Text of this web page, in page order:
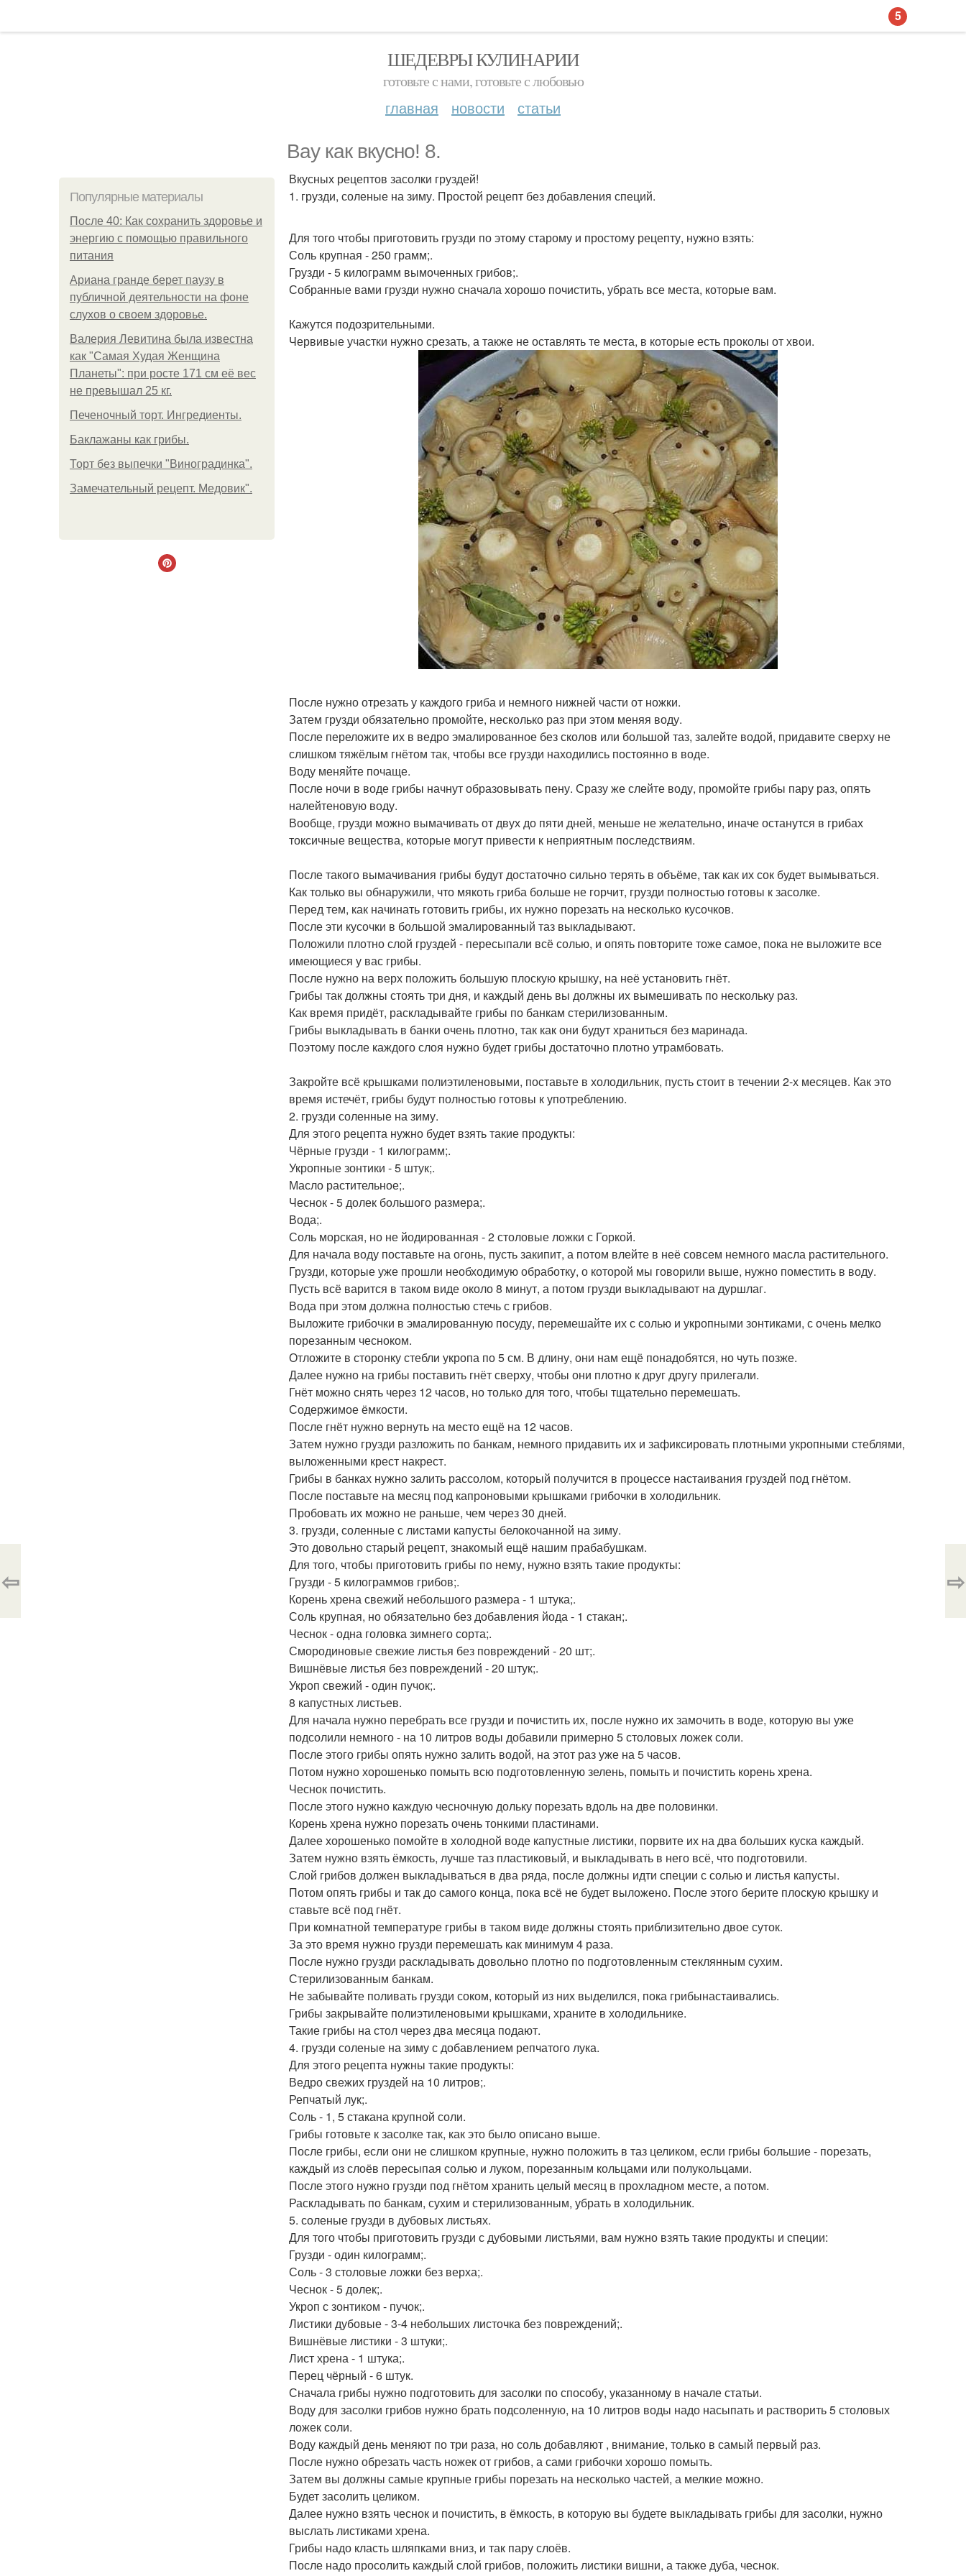
ШЕДЕВРЫ КУЛИНАРИИ
готовьте с нами, готовьте с любовью
главная новости статьи
Вау как вкусно! 8.
Популярные материалы
После 40: Как сохранить здоровье и
энергию с помощью правильного
питания
Ариана гранде берет паузу в
публичной деятельности на фоне
слухов о своем здоровье.
Валерия Левитина была известна
как "Самая Худая Женщина
Планеты": при росте 171 см её вес
не превышал 25 кг.
Печеночный торт. Ингредиенты.
Баклажаны как грибы.
Торт без выпечки "Виноградинка".
Замечательный рецепт. Медовик".
Вкусных рецептов засолки груздей!
1. грузди, соленые на зиму. Простой рецепт без добавления специй.
Для того чтобы приготовить грузди по этому старому и простому рецепту, нужно взять:
Соль крупная - 250 грамм;.
Грузди - 5 килограмм вымоченных грибов;.
Собранные вами грузди нужно сначала хорошо почистить, убрать все места, которые вам.
Кажутся подозрительными.
Червивые участки нужно срезать, а также не оставлять те места, в которые есть проколы от хвои.
После нужно отрезать у каждого гриба и немного нижней части от ножки.
Затем грузди обязательно промойте, несколько раз при этом меняя воду.
После переложите их в ведро эмалированное без сколов или большой таз, залейте водой, придавите сверху не
слишком тяжёлым гнётом так, чтобы все грузди находились постоянно в воде.
Воду меняйте почаще.
После ночи в воде грибы начнут образовывать пену. Сразу же слейте воду, промойте грибы пару раз, опять
налейтеновую воду.
Вообще, грузди можно вымачивать от двух до пяти дней, меньше не желательно, иначе останутся в грибах
токсичные вещества, которые могут привести к неприятным последствиям.
После такого вымачивания грибы будут достаточно сильно терять в объёме, так как их сок будет вымываться.
Как только вы обнаружили, что мякоть гриба больше не горчит, грузди полностью готовы к засолке.
Перед тем, как начинать готовить грибы, их нужно порезать на несколько кусочков.
После эти кусочки в большой эмалированный таз выкладывают.
Положили плотно слой груздей - пересыпали всё солью, и опять повторите тоже самое, пока не выложите все
имеющиеся у вас грибы.
После нужно на верх положить большую плоскую крышку, на неё установить гнёт.
Грибы так должны стоять три дня, и каждый день вы должны их вымешивать по нескольку раз.
Как время придёт, раскладывайте грибы по банкам стерилизованным.
Грибы выкладывать в банки очень плотно, так как они будут храниться без маринада.
Поэтому после каждого слоя нужно будет грибы достаточно плотно утрамбовать.
Закройте всё крышками полиэтиленовыми, поставьте в холодильник, пусть стоит в течении 2-х месяцев. Как это
время истечёт, грибы будут полностью готовы к употреблению.
2. грузди соленные на зиму.
Для этого рецепта нужно будет взять такие продукты:
Чёрные грузди - 1 килограмм;.
Укропные зонтики - 5 штук;.
Масло растительное;.
Чеснок - 5 долек большого размера;.
Вода;.
Соль морская, но не йодированная - 2 столовые ложки с Горкой.
Для начала воду поставьте на огонь, пусть закипит, а потом влейте в неё совсем немного масла растительного.
Грузди, которые уже прошли необходимую обработку, о которой мы говорили выше, нужно поместить в воду.
Пусть всё варится в таком виде около 8 минут, а потом грузди выкладывают на дуршлаг.
Вода при этом должна полностью стечь с грибов.
Выложите грибочки в эмалированную посуду, перемешайте их с солью и укропными зонтиками, с очень мелко
порезанным чесноком.
Отложите в сторонку стебли укропа по 5 см. В длину, они нам ещё понадобятся, но чуть позже.
Далее нужно на грибы поставить гнёт сверху, чтобы они плотно к друг другу прилегали.
Гнёт можно снять через 12 часов, но только для того, чтобы тщательно перемешать.
Содержимое ёмкости.
После гнёт нужно вернуть на место ещё на 12 часов.
Затем нужно грузди разложить по банкам, немного придавить их и зафиксировать плотными укропными стеблями,
выложенными крест накрест.
Грибы в банках нужно залить рассолом, который получится в процессе настаивания груздей под гнётом.
После поставьте на месяц под капроновыми крышками грибочки в холодильник.
Пробовать их можно не раньше, чем через 30 дней.
3. грузди, соленные с листами капусты белокочанной на зиму.
Это довольно старый рецепт, знакомый ещё нашим прабабушкам.
Для того, чтобы приготовить грибы по нему, нужно взять такие продукты:
Грузди - 5 килограммов грибов;.
Корень хрена свежий небольшого размера - 1 штука;.
Соль крупная, но обязательно без добавления йода - 1 стакан;.
Чеснок - одна головка зимнего сорта;.
Смородиновые свежие листья без повреждений - 20 шт;.
Вишнёвые листья без повреждений - 20 штук;.
Укроп свежий - один пучок;.
8 капустных листьев.
Для начала нужно перебрать все грузди и почистить их, после нужно их замочить в воде, которую вы уже
подсолили немного - на 10 литров воды добавили примерно 5 столовых ложек соли.
После этого грибы опять нужно залить водой, на этот раз уже на 5 часов.
Потом нужно хорошенько помыть всю подготовленную зелень, помыть и почистить корень хрена.
Чеснок почистить.
После этого нужно каждую чесночную дольку порезать вдоль на две половинки.
Корень хрена нужно порезать очень тонкими пластинами.
Далее хорошенько помойте в холодной воде капустные листики, порвите их на два больших куска каждый.
Затем нужно взять ёмкость, лучше таз пластиковый, и выкладывать в него всё, что подготовили.
Слой грибов должен выкладываться в два ряда, после должны идти специи с солью и листья капусты.
Потом опять грибы и так до самого конца, пока всё не будет выложено. После этого берите плоскую крышку и
ставьте всё под гнёт.
При комнатной температуре грибы в таком виде должны стоять приблизительно двое суток.
За это время нужно грузди перемешать как минимум 4 раза.
После нужно грузди раскладывать довольно плотно по подготовленным стеклянным сухим.
Стерилизованным банкам.
Не забывайте поливать грузди соком, который из них выделился, пока грибынастаивались.
Грибы закрывайте полиэтиленовыми крышками, храните в холодильнике.
Такие грибы на стол через два месяца подают.
4. грузди соленые на зиму с добавлением репчатого лука.
Для этого рецепта нужны такие продукты:
Ведро свежих груздей на 10 литров;.
Репчатый лук;.
Соль - 1, 5 стакана крупной соли.
Грибы готовьте к засолке так, как это было описано выше.
После грибы, если они не слишком крупные, нужно положить в таз целиком, если грибы большие - порезать,
каждый из слоёв пересыпая солью и луком, порезанным кольцами или полукольцами.
После этого нужно грузди под гнётом хранить целый месяц в прохладном месте, а потом.
Раскладывать по банкам, сухим и стерилизованным, убрать в холодильник.
5. соленые грузди в дубовых листьях.
Для того чтобы приготовить грузди с дубовыми листьями, вам нужно взять такие продукты и специи:
Грузди - один килограмм;.
Соль - 3 столовые ложки без верха;.
Чеснок - 5 долек;.
Укроп с зонтиком - пучок;.
Листики дубовые - 3-4 небольших листочка без повреждений;.
Вишнёвые листики - 3 штуки;.
Лист хрена - 1 штука;.
Перец чёрный - 6 штук.
Сначала грибы нужно подготовить для засолки по способу, указанному в начале статьи.
Воду для засолки грибов нужно брать подсоленную, на 10 литров воды надо насыпать и растворить 5 столовых
ложек соли.
Воду каждый день меняют по три раза, но соль добавляют , внимание, только в самый первый раз.
После нужно обрезать часть ножек от грибов, а сами грибочки хорошо помыть.
Затем вы должны самые крупные грибы порезать на несколько частей, а мелкие можно.
Будет засолить целиком.
Далее нужно взять чеснок и почистить, в ёмкость, в которую вы будете выкладывать грибы для засолки, нужно
выслать листиками хрена.
Грибы надо класть шляпками вниз, и так пару слоёв.
После надо просолить каждый слой грибов, положить листики вишни, а также дуба, чеснок.
⇦ ⇨
5